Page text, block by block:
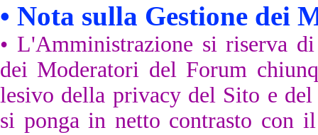
• Nota sulla Gestione dei
• L'Amministrazione si riserva
dei Moderatori del Forum
lesivo della privacy del Sito e
si ponga in netto contrasto con